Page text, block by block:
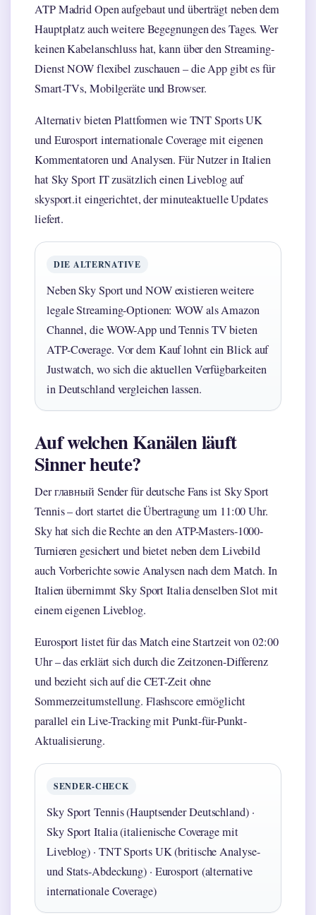
ATP Madrid Open aufgebaut und überträgt neben dem
Hauptplatz auch weitere Begegnungen des Tages. Wer
keinen Kabelanschluss hat, kann über den Streaming-
Dienst NOW flexibel zuschauen – die App gibt es für
Smart-TVs, Mobilgeräte und Browser.
Alternativ bieten Plattformen wie TNT Sports UK
und Eurosport internationale Coverage mit eigenen
Kommentatoren und Analysen. Für Nutzer in Italien
hat Sky Sport IT zusätzlich einen Liveblog auf
skysport.it eingerichtet, der minuteaktuelle Updates
liefert.
DIE ALTERNATIVE
Neben Sky Sport und NOW existieren weitere
legale Streaming-Optionen: WOW als Amazon
Channel, die WOW-App und Tennis TV bieten
ATP-Coverage. Vor dem Kauf lohnt ein Blick auf
Justwatch, wo sich die aktuellen Verfügbarkeiten
in Deutschland vergleichen lassen.
Auf welchen Kanälen läuft
Sinner heute?
Der главный Sender für deutsche Fans ist Sky Sport
Tennis – dort startet die Übertragung um 11:00 Uhr.
Sky hat sich die Rechte an den ATP-Masters-1000-
Turnieren gesichert und bietet neben dem Livebild
auch Vorberichte sowie Analysen nach dem Match. In
Italien übernimmt Sky Sport Italia denselben Slot mit
einem eigenen Liveblog.
Eurosport listet für das Match eine Startzeit von 02:00
Uhr – das erklärt sich durch die Zeitzonen-Differenz
und bezieht sich auf die CET-Zeit ohne
Sommerzeitumstellung. Flashscore ermöglicht
parallel ein Live-Tracking mit Punkt-für-Punkt-
Aktualisierung.
SENDER-CHECK
Sky Sport Tennis (Hauptsender Deutschland) ·
Sky Sport Italia (italienische Coverage mit
Liveblog) · TNT Sports UK (britische Analyse-
und Stats-Abdeckung) · Eurosport (alternative
internationale Coverage)